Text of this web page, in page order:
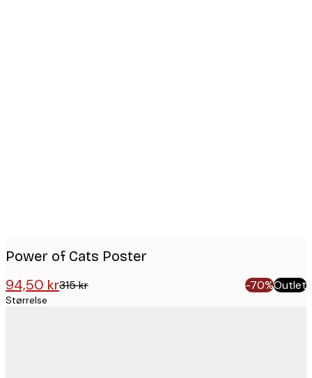
Power of Cats Poster
94,50 kr315 kr -70%Outlet
Størrelse